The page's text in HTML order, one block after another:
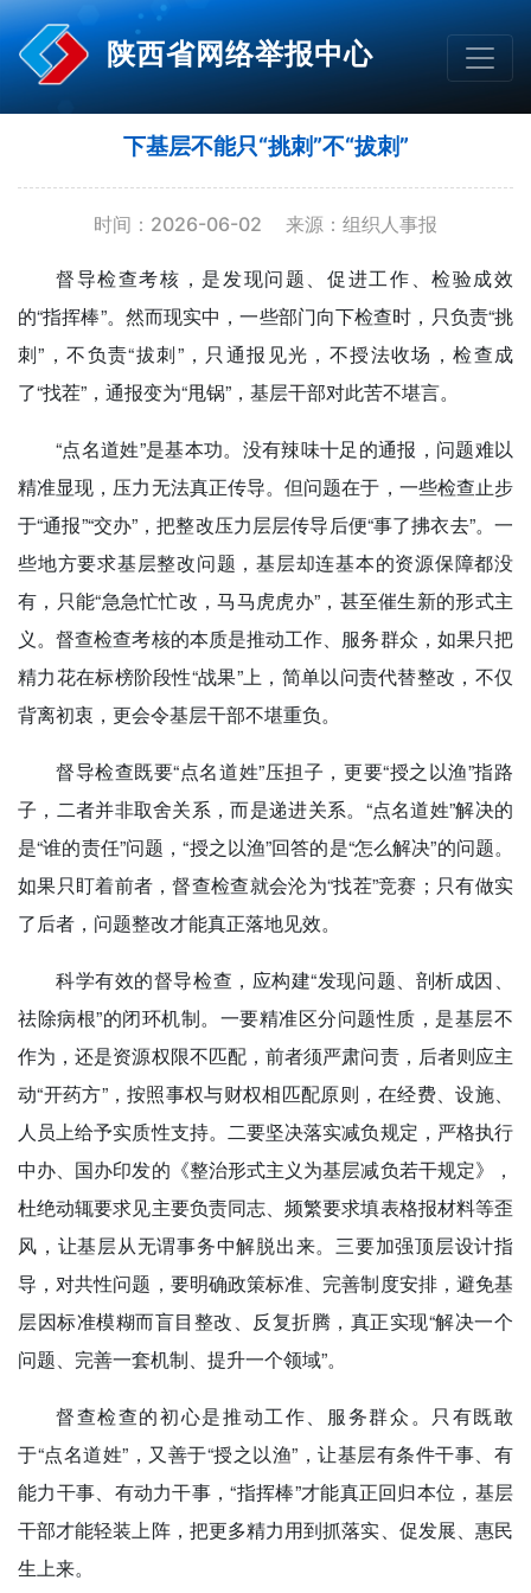
陕西省网络举报中心
下基层不能只“挑刺”不“拔刺”
时间：2026-06-02 来源：组织人事报
督导检查考核，是发现问题、促进工作、检验成效
的“指挥棒”。然而现实中，一些部门向下检查时，只负责“挑
刺”，不负责“拔刺”，只通报见光，不授法收场，检查成
了“找茬”，通报变为“甩锅”，基层干部对此苦不堪言。
“点名道姓”是基本功。没有辣味十足的通报，问题难以
精准显现，压力无法真正传导。但问题在于，一些检查止步
于“通报”“交办”，把整改压力层层传导后便“事了拂衣去”。一
些地方要求基层整改问题，基层却连基本的资源保障都没
有，只能“急急忙忙改，马马虎虎办”，甚至催生新的形式主
义。督查检查考核的本质是推动工作、服务群众，如果只把
精力花在标榜阶段性“战果”上，简单以问责代替整改，不仅
背离初衷，更会令基层干部不堪重负。
督导检查既要“点名道姓”压担子，更要“授之以渔”指路
子，二者并非取舍关系，而是递进关系。“点名道姓”解决的
是“谁的责任”问题，“授之以渔”回答的是“怎么解决”的问题。
如果只盯着前者，督查检查就会沦为“找茬”竞赛；只有做实
了后者，问题整改才能真正落地见效。
科学有效的督导检查，应构建“发现问题、剖析成因、
祛除病根”的闭环机制。一要精准区分问题性质，是基层不
作为，还是资源权限不匹配，前者须严肃问责，后者则应主
动“开药方”，按照事权与财权相匹配原则，在经费、设施、
人员上给予实质性支持。二要坚决落实减负规定，严格执行
中办、国办印发的《整治形式主义为基层减负若干规定》，
杜绝动辄要求见主要负责同志、频繁要求填表格报材料等歪
风，让基层从无谓事务中解脱出来。三要加强顶层设计指
导，对共性问题，要明确政策标准、完善制度安排，避免基
层因标准模糊而盲目整改、反复折腾，真正实现“解决一个
问题、完善一套机制、提升一个领域”。
督查检查的初心是推动工作、服务群众。只有既敢
于“点名道姓”，又善于“授之以渔”，让基层有条件干事、有
能力干事、有动力干事，“指挥棒”才能真正回归本位，基层
干部才能轻装上阵，把更多精力用到抓落实、促发展、惠民
生上来。